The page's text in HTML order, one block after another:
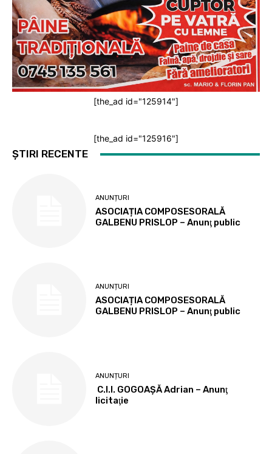
[the_ad id="125914"]
[the_ad id="125916"]
ȘTIRI RECENTE
ANUNȚURI
ASOCIAȚIA COMPOSESORALĂ
GALBENU PRISLOP – Anunţ public
ANUNȚURI
ASOCIAȚIA COMPOSESORALĂ
GALBENU PRISLOP – Anunţ public
ANUNȚURI
C.I.I. GOGOAŞĂ Adrian – Anunţ
licitaţie